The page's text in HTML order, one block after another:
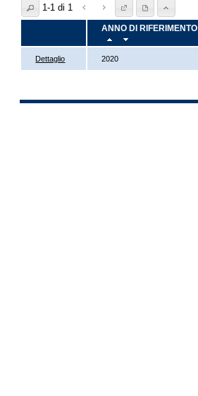
1-1 di 1
ANNO DI RIFERIMENTO
Dettaglio 2020